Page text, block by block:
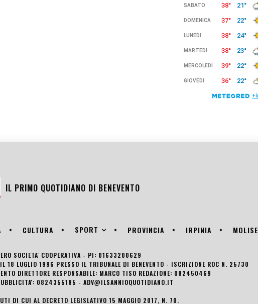
IL PRIMO QUOTIDIANO DI BENEVENTO
CULTURA SPORT PROVINCIA IRPINIA MOLISE
SOCIETA' COOPERATIVA - PI: 01633200629
18 LUGLIO 1996 PRESSO IL TRIBUNALE DI BENEVENTO - ISCRIZIONE ROC N. 25730
DIRETTORE RESPONSABILE: MARCO TISO REDAZIONE: 082450469
0824355185 - ADV@ILSANNIOQUOTIDIANO.IT
DI CUI AL DECRETO LEGISLATIVO 15 MAGGIO 2017, N. 70.